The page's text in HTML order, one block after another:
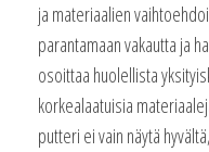
ja materiaalien
parantamaan vakautta ja
osoittaa huolellista
korkealaatuisia
putteri ei vain näytä